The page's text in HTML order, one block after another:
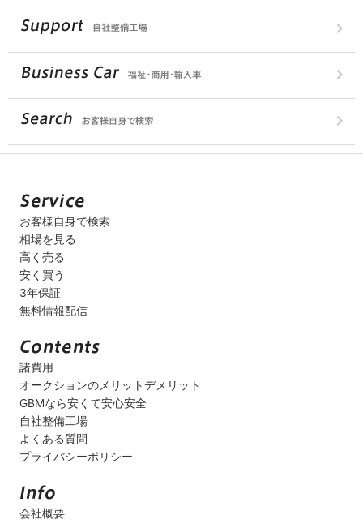
お客様自身で検索
相場を見る
高く売る
安く買う
3年保証
無料情報配信
諸費用
オークションのメリットデメリット
GBMなら安くて安心安全
自社整備工場
よくある質問
プライバシーポリシー
会社概要